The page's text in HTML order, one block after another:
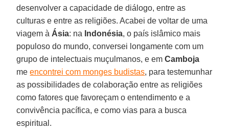
desenvolver a capacidade de diálogo, entre as
culturas e entre as religiões. Acabei de voltar de uma
viagem à Ásia: na Indonésia, o país islâmico mais
populoso do mundo, conversei longamente com um
grupo de intelectuais muçulmanos, e emCamboja
meencontrei com monges budistas, para testemunhar
as possibilidades de colaboração entre as religiões
como fatores que favoreçam o entendimento e a
convivência pacífica, e como vias para a busca
espiritual.